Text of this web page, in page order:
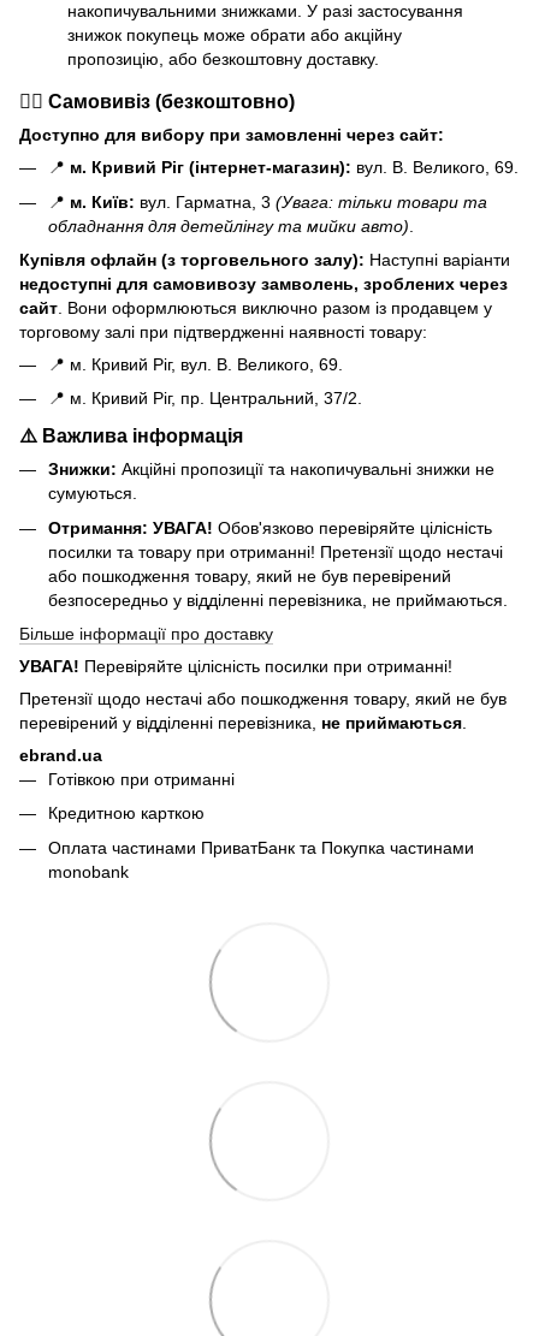
накопичувальними знижками. У разі застосування
знижок покупець може обрати або акційну
пропозицію, або безкоштовну доставку.
🏃‍♂️ Самовивіз (безкоштовно)
Доступно для вибору при замовленні через сайт:
📍 м. Кривий Ріг (інтернет-магазин): вул. В. Великого, 69.
📍 м. Київ: вул. Гарматна, 3 (Увага: тільки товари та
обладнання для детейлінгу та мийки авто)
Купівля офлайн (з торговельного залу): Наступні варіанти
недоступні для самовивозу замволень, зроблених через
сайт . Вони оформлюються виключно разом із продавцем у
торговому залі при підтвердженні наявності товару:
📍 м. Кривий Ріг, вул. В. Великого, 69.
📍 м. Кривий Ріг, пр. Центральний, 37/2.
⚠️ Важлива інформація
Знижки: Акційні пропозиції та накопичувальні знижки не
сумуються.
Отримання: УВАГА! Обов'язково перевіряйте цілісність
посилки та товару при отриманні! Претензії щодо нестачі
або пошкодження товару, який не був перевірений
безпосередньо у відділенні перевізника, не приймаються.
Більше інформації про доставку
УВАГА! Перевіряйте цілісність посилки при отриманні!
Претензії щодо нестачі або пошкодження товару, який не був
перевірений у відділенні перевізника, не приймаються
ebrand.ua
Готівкою при отриманні
Кредитною карткою
Оплата частинами ПриватБанк та Покупка частинами
monobank